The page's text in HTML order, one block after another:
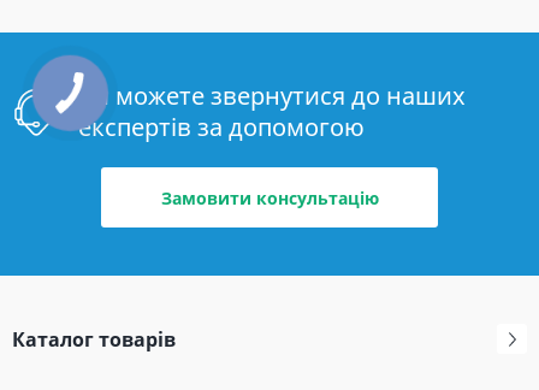
Ви можете звернутися до наших
експертів за допомогою
Замовити консультацію
Каталог товарів